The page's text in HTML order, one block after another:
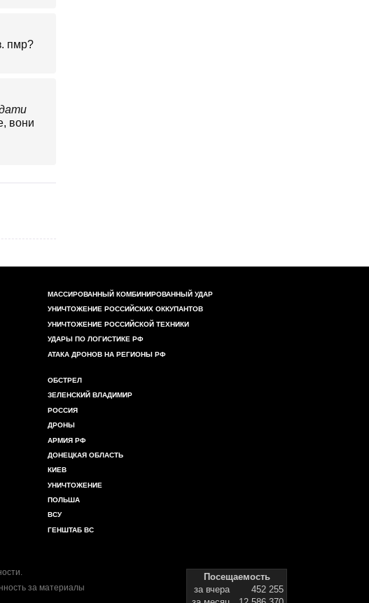
пмр?
вони
МАССИРОВАННЫЙ КОМБИНИРОВАННЫЙ УДАР
УНИЧТОЖЕНИЕ РОССИЙСКИХ ОККУПАНТОВ
УНИЧТОЖЕНИЕ РОССИЙСКОЙ ТЕХНИКИ
УДАРЫ ПО ЛОГИСТИКЕ РФ
АТАКА ДРОНОВ НА РЕГИОНЫ РФ
ОБСТРЕЛ
ЗЕЛЕНСКИЙ ВЛАДИМИР
РОССИЯ
ДРОНЫ
АРМИЯ РФ
ДОНЕЦКАЯ ОБЛАСТЬ
КИЕВ
УНИЧТОЖЕНИЕ
ПОЛЬША
ВСУ
ГЕНШТАБ ВС
.
за материалы
Посещаемость
за вчера
452 255